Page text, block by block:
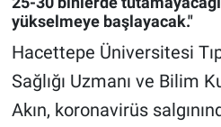
yükselmeye başlayacak."
Hacettepe Üniversitesi
Sağlığı Uzmanı ve Bilim
Akın, koronavirüs
Gün Bitiyor
Gün Ortası
Gündem Özel